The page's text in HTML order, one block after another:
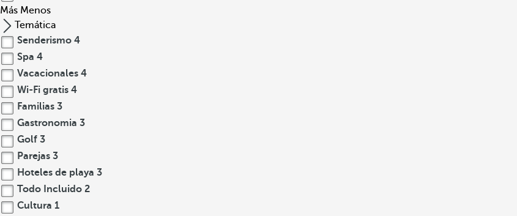
Más Menos
Temática
Senderismo 4
Spa 4
Vacacionales 4
Wi-Fi gratis 4
Familias 3
Gastronomia 3
Golf 3
Parejas 3
Hoteles de playa 3
Todo Incluido 2
Cultura 1